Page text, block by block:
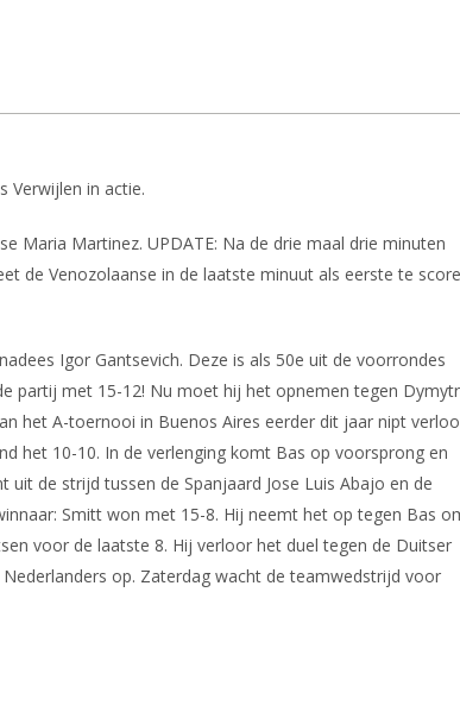
Verwijlen in actie.
Maria Martinez. UPDATE: Na de drie maal drie minuten
de Venozolaanse in de laatste minuut als eerste te
Igor Gantsevich. Deze is als 50e uit de voorrondes
partij met 15-12! Nu moet hij het opnemen tegen
het A-toernooi in Buenos Aires eerder dit jaar nipt
het 10-10. In de verlenging komt Bas op voorsprong en
de strijd tussen de Spanjaard Jose Luis Abajo en de
Smitt won met 15-8. Hij neemt het op tegen Bas
voor de laatste 8. Hij verloor het duel tegen de Duitser
op. Zaterdag wacht de teamwedstrijd voor